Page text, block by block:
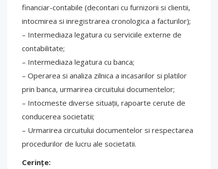
financiar-contabile (decontari cu furnizorii si clientii,
intocmirea si inregistrarea cronologica a facturilor);
– Intermediaza legatura cu serviciile externe de
contabilitate;
– Intermediaza legatura cu banca;
– Operarea si analiza zilnica a incasarilor si platilor
prin banca, urmarirea circuitului documentelor;
– Intocmeste diverse situații, rapoarte cerute de
conducerea societatii;
– Urmarirea circuitului documentelor si respectarea
procedurilor de lucru ale societatii.
Cerințe: